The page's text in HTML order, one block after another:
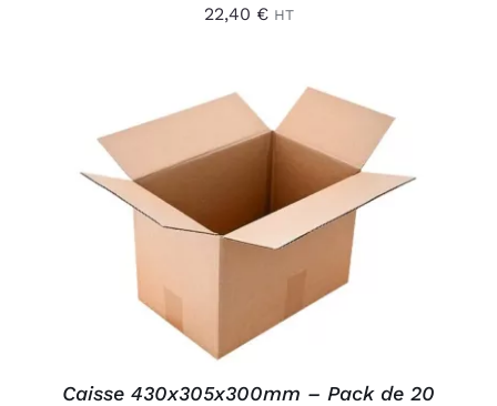
22,40 € HT
AJOUTER AU PANIER
Caisse 430x305x300mm – Pack de 20